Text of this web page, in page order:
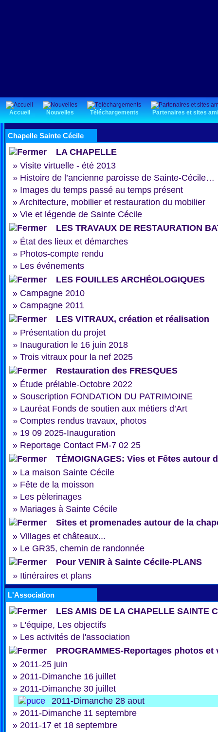
Accueil Nouvelles Téléchargements Partenaires et sites
Chapelle Sainte Cécile
LA CHAPELLE
» Visite virtuelle - été 2013
» Histoire de l’ancienne paroisse de Sainte-Cécile…
» Images du temps passé au temps présent
» Architecture, mobilier et restauration du mobilier
» Vie et légende de Sainte Cécile
LES TRAVAUX DE RESTAURATION
» État des lieux et démarches
» Photos-compte rendu
» Les événements
LES FOUILLES ARCHÉOLOGIQUES
» Campagne 2010
» Campagne 2011
LES VITRAUX, création et réalisation
» Présentation du projet
» Inauguration le 16 juin 2018
» Trois vitraux pour la nef 2025
Restauration des FRESQUES
» Étude prélable-Octobre 2022
» Souscription FONDATION DU PATRIMOINE
» Lauréat Fonds de soutien aux métiers d’Art
» Comptes rendus travaux, photos
» 19 09 2025-Inauguration
» Reportage Contact FM-7 02 25
TÉMOIGNAGES: Vies et Fêtes autour
» La maison Sainte Cécile
» Fête de la moisson
» Les pèlerinages
» Mariages à Sainte Cécile
Sites et promenades autour de la
» Villages et châteaux...
» Le GR35, chemin de randonnée
Pour VENIR à Sainte Cécile-PLANS
» Itinéraires et plans
L'Association
LES AMIS DE LA CHAPELLE SAINTE
» L'équipe, Les objectifs
» Les activités de l'association
PROGRAMMES-Reportages photos et
» 2011-25 juin
» 2011-Dimanche 16 juillet
» 2011-Dimanche 30 juillet
2011-Dimanche 28 aout
» 2011-Dimanche 11 septembre
» 2011-17 et 18 septembre